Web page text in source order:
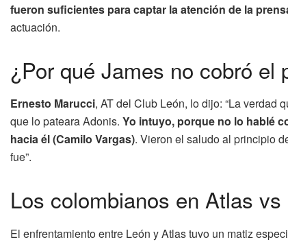
fueron suficientes para captar la atención de la
actuación.
¿Por qué James no cobró el
Ernesto Marucci, AT del Club León, lo dijo: “La verdad
que lo pateara Adonis. Yo intuyo, porque no lo hablé
hacia él (Camilo Vargas). Vieron el saludo al principio
fue”.
Los colombianos en Atlas
El enfrentamiento entre León y Atlas tuvo un matiz